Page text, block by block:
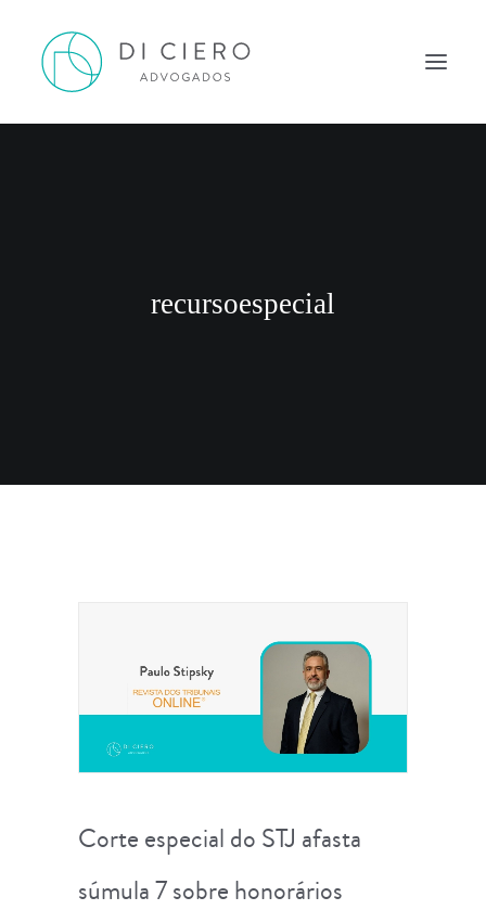
recursoespecial
Corte especial do STJ afasta
súmula 7 sobre honorários